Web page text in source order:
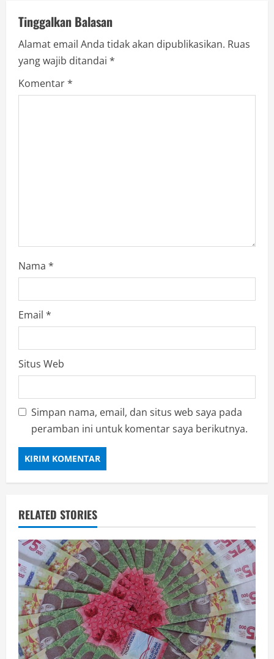
u
e
R
e
Tinggalkan Balasan
Alamat email Anda tidak akan dipublikasikan. Ruas
yang wajib ditandai *
Komentar*
Nama *
Email *
Situs Web
Simpan nama, email, dan situs web saya pada
peramban ini untuk komentar saya berikutnya.
RELATED STORIES